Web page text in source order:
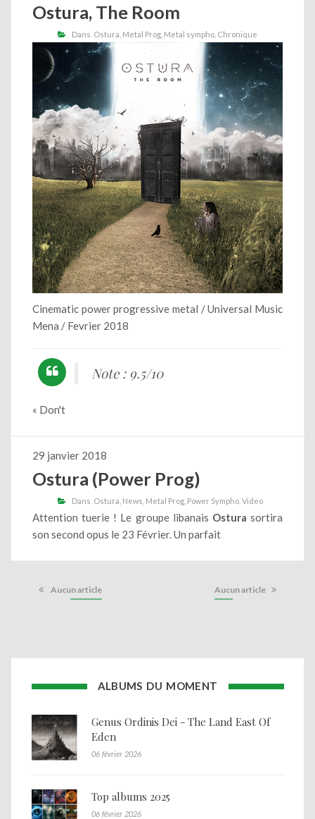
Ostura, The Room
Dans Ostura Metal Prog Metal sympho Chronique
Cinematic power progressive metal / Universal Music
Mena / Fevrier 2018
Note : 9.5/10
« Don't
29 janvier 2018
Ostura (Power Prog)
Dans Ostura News Metal Prog Power Sympho Video
Attention tuerie ! Le groupe libanais Ostura sortira
son second opus le 23 Février. Un parfait
Aucun article Aucun article
ALBUMS DU MOMENT
Genus Ordinis Dei - The Land East Of
Eden
06 février 2026
Top albums 2025
06 février 2026